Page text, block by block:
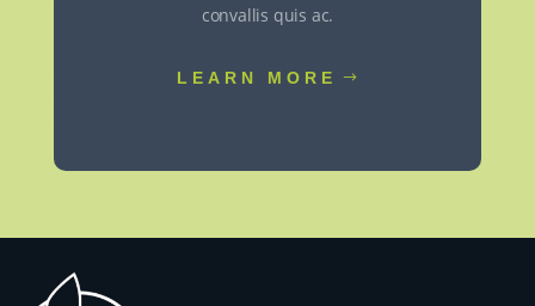
convallis quis ac.
LEARN MORE